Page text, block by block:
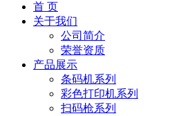
首 页
关于我们
公司简介
荣誉资质
产品展示
条码机系列
彩色打印机系列
扫码枪系列